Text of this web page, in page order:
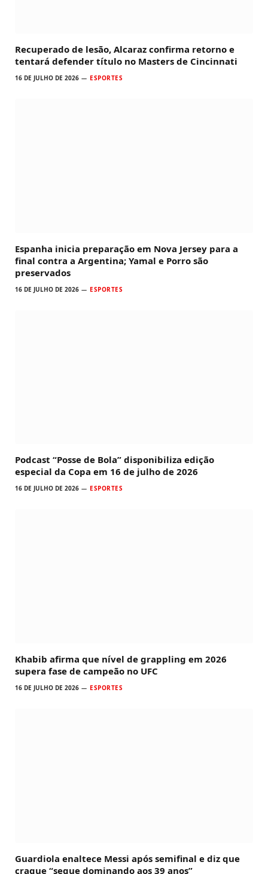
Recuperado de lesão, Alcaraz confirma retorno e
tentará defender título no Masters de Cincinnati
16 DE JULHO DE 2026 ESPORTES
Espanha inicia preparação em Nova Jersey para a
final contra a Argentina; Yamal e Porro são
preservados
16 DE JULHO DE 2026 ESPORTES
Podcast “Posse de Bola” disponibiliza edição
especial da Copa em 16 de julho de 2026
16 DE JULHO DE 2026 ESPORTES
Khabib afirma que nível de grappling em 2026
supera fase de campeão no UFC
16 DE JULHO DE 2026 ESPORTES
Guardiola enaltece Messi após semifinal e diz que
craque “segue dominando aos 39 anos”